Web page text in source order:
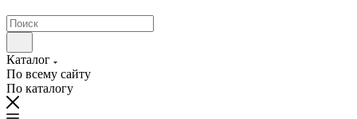
Каталог
По всему сайту
По каталогу